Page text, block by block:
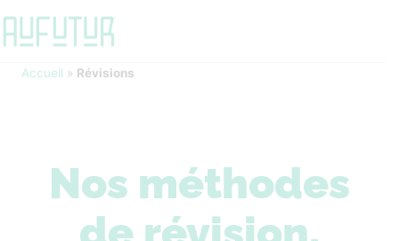
Accueil » Révisions
Nos méthodes